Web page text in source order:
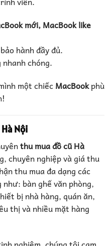
mới, MacBook like
hành đầy đủ.
chóng.
một chiếcMacBookphù
Nội
thu mua đồ cũ Hà
chuyên nghiệp và giá thu
thu mua đa dạng các
bàn ghế văn phòng,
bị nhà hàng, quán ăn,
thị và nhiều mặt hàng